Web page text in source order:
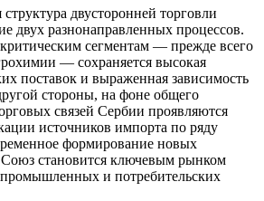
структура двусторонней торговли
двух разнонаправленных процессов.
сегментам — прежде всего
— сохраняется высокая
поставок и выраженная зависимость
стороны, на фоне общего
связей Сербии проявляются
источников импорта по ряду
формирование новых
становится ключевым рынком
и потребительских